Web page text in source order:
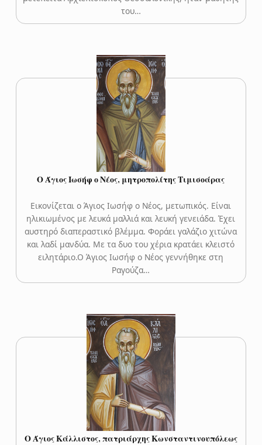
του…
Ο Άγιος Ιωσήφ ο Νέος, μητροπολίτης Τιμισοάρας
Εικονίζεται ο Άγιος Ιωσήφ ο Νέος, μετωπικός. Είναι
ηλικιωμένος με λευκά μαλλιά και λευκή γενειάδα. Έχει
αυστηρό διαπεραστικό βλέμμα. Φοράει γαλάζιο χιτώνα
και λαδί μανδύα. Με τα δυο του χέρια κρατάει κλειστό
ειλητάριο.Ο Άγιος Ιωσήφ ο Νέος γεννήθηκε στη
Ραγούζα…
Ο Άγιος Κάλλιστος, πατριάρχης Κωνσταντινουπόλεως